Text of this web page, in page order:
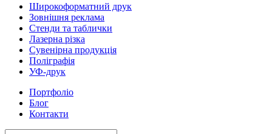
Широкоформатний друк
Зовнішня реклама
Стенди та таблички
Лазерна різка
Сувенірна продукція
Поліграфія
УФ-друк
Портфоліо
Блог
Контакти